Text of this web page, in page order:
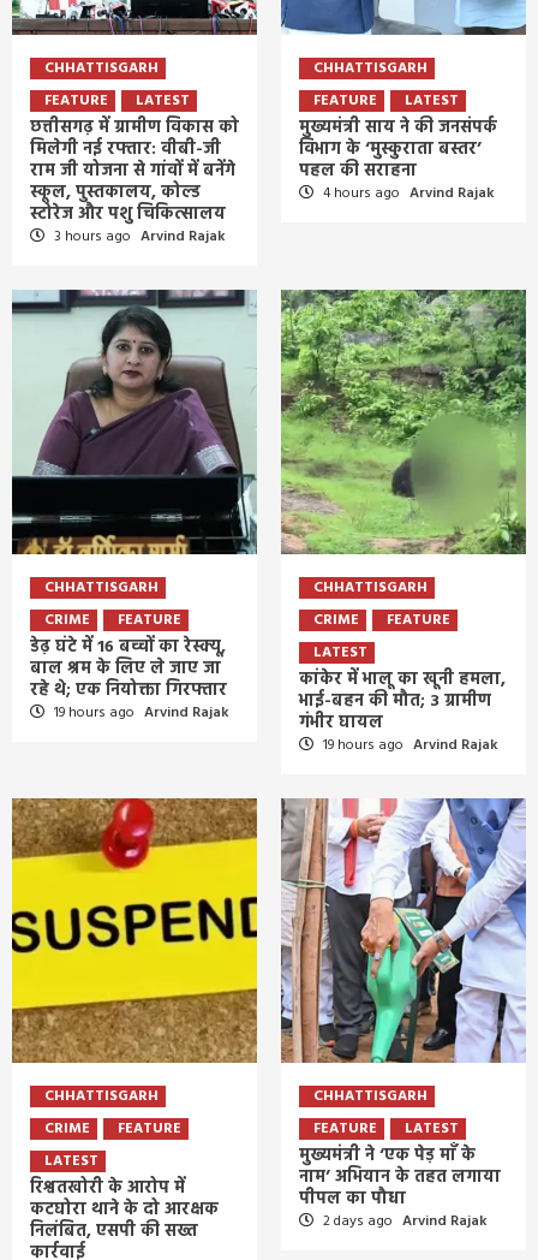
CHHATTISGARH
FEATURE
LATEST
छत्तीसगढ़ में ग्रामीण विकास को
मिलेगी नई रफ्तार: वीबी-जी
राम जी योजना से गांवों में बनेंगे
स्कूल, पुस्तकालय, कोल्ड
स्टोरेज और पशु चिकित्सालय
3 hours ago Arvind Rajak
CHHATTISGARH
FEATURE
LATEST
मुख्यमंत्री साय ने की जनसंपर्क
विभाग के ‘मुस्कुराता बस्तर’
पहल की सराहना
4 hours ago Arvind Rajak
CHHATTISGARH
CRIME
FEATURE
डेढ़ घंटे में 16 बच्चों का रेस्क्यू,
बाल श्रम के लिए ले जाए जा
रहे थे; एक नियोक्ता गिरफ्तार
19 hours ago Arvind Rajak
CHHATTISGARH
CRIME
FEATURE
LATEST
कांकेर में भालू का खूनी हमला,
भाई-बहन की मौत; 3 ग्रामीण
गंभीर घायल
19 hours ago Arvind Rajak
CHHATTISGARH
CRIME
FEATURE
LATEST
रिश्वतखोरी के आरोप में
कटघोरा थाने के दो आरक्षक
निलंबित, एसपी की सख्त
कार्रवाई
CHHATTISGARH
FEATURE
LATEST
मुख्यमंत्री ने ‘एक पेड़ माँ के
नाम’ अभियान के तहत लगाया
पीपल का पौधा
2 days ago Arvind Rajak